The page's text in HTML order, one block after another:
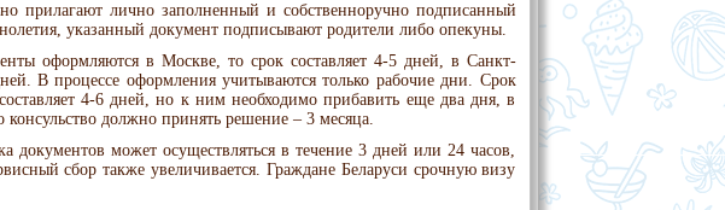
прилагают лично заполненный и собственноручно подписанный
указанный документ подписывают родители либо опекуны.
оформляются в Москве, то срок составляет 4-5 дней, в Санкт-
В процессе оформления учитываются только рабочие дни. Срок
4-6 дней, но к ним необходимо прибавить еще два дня, в
должно принять решение – 3 месяца.
документов может осуществляться в течение 3 дней или 24 часов,
сбор также увеличивается. Граждане Беларуси срочную визу